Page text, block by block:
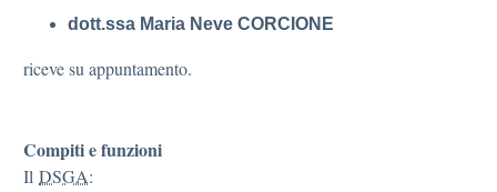
dott.ssa Maria Neve CORCIONE
riceve su appuntamento.
Compiti e funzioni
Il DSGA: